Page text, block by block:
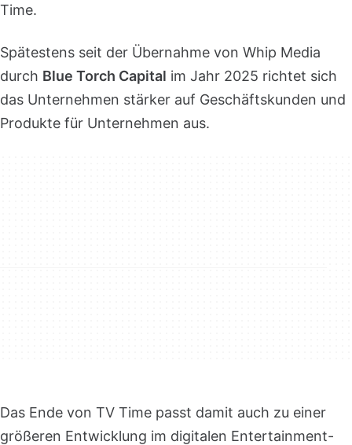
Time.
Spätestens seit der Übernahme von Whip Media
durch Blue Torch Capital im Jahr 2025 richtet sich
das Unternehmen stärker auf Geschäftskunden und
Produkte für Unternehmen aus.
Das Ende von TV Time passt damit auch zu einer
größeren Entwicklung im digitalen Entertainment-